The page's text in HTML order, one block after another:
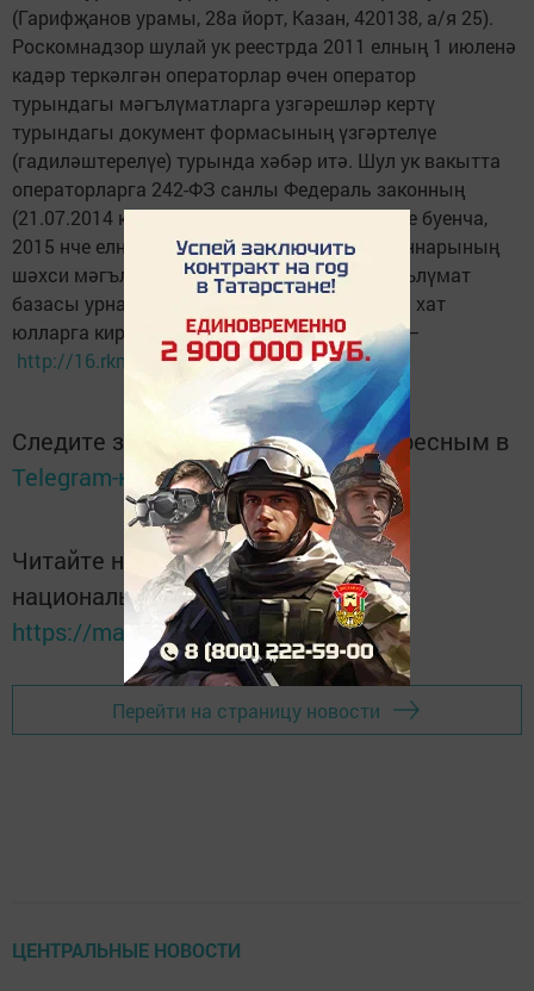
(Гарифҗанов урамы, 28а йорт, Казан, 420138, а/я 25).
Роскомнадзор шулай ук реестрда 2011 елның 1 июленә
кадәр теркәлгән операторлар өчен оператор
турындагы мәгълүматларга узгәрешләр кертү
турындагы документ формасының үзгәртелүе
(гадиләштерелүе) турында хәбәр итә. Шул ук вакытта
операторларга 242-ФЗ санлы Федераль законның
(21.07.2014 кабул ителгән) 2 маддәсе таләбе буенча,
2015 нче елның 1 сентябреннән, РФ гражданнарының
шәхси мәгълүматлары саклана торган мәгълүмат
базасы урнашкан урын хакында мәглүмати хат
юлларга кирәк булачак. Тулырак мәглүмат –
http://16.rkn.gov.ru/сайтында.
Следите за самым важным и интересным в
Telegram-каналеТатмедиа
Читайте новости Татарстана в
национальном мессенджере MАХ:
https://max.ru/tatmedia
Перейти на страницу новости
ЦЕНТРАЛЬНЫЕ НОВОСТИ